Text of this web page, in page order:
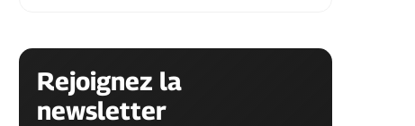
Rejoignez la
newsletter